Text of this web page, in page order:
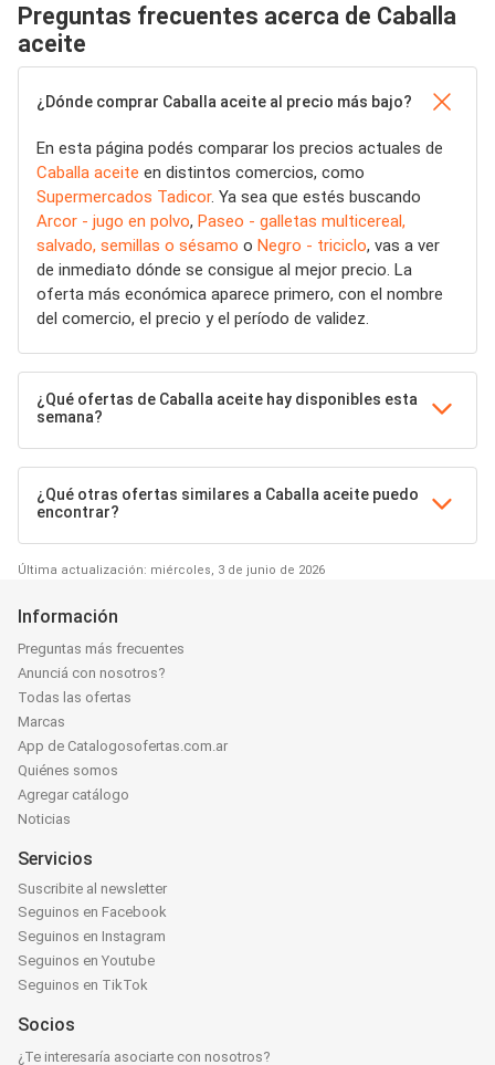
Preguntas frecuentes acerca de Caballa
aceite
¿Dónde comprar Caballa aceite al precio más bajo?
En esta página podés comparar los precios actuales de
Caballa aceite en distintos comercios, como
Supermercados Tadicor. Ya sea que estés buscando
Arcor - jugo en polvo, Paseo - galletas multicereal,
salvado, semillas o sésamo o Negro - triciclo, vas a ver
de inmediato dónde se consigue al mejor precio. La
oferta más económica aparece primero, con el nombre
del comercio, el precio y el período de validez.
¿Qué ofertas de Caballa aceite hay disponibles esta
semana?
¿Qué otras ofertas similares a Caballa aceite puedo
encontrar?
Última actualización: miércoles, 3 de junio de 2026
Información
Preguntas más frecuentes
Anunciá con nosotros?
Todas las ofertas
Marcas
App de Catalogosofertas.com.ar
Quiénes somos
Agregar catálogo
Noticias
Servicios
Suscribite al newsletter
Seguinos en Facebook
Seguinos en Instagram
Seguinos en Youtube
Seguinos en TikTok
Socios
¿Te interesaría asociarte con nosotros?